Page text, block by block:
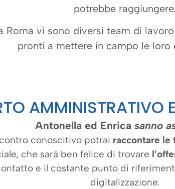
potrebbe raggiungere.
Roma vi sono diversi team di
pronti a mettere in campo le loro
AMMINISTRATIVO
Antonella ed Enrica sanno
conoscitivo potrai raccontare le
che sarà ben felice di trovare
e il costante punto di
digitalizzazione.